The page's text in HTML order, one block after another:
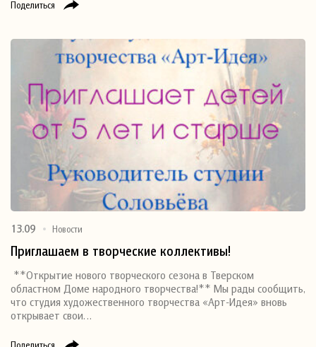
Поделиться
13.09 Новости
Приглашаем в творческие коллективы!
**Открытие нового творческого сезона в Тверском
областном Доме народного творчества!** Мы рады сообщить,
что студия художественного творчества «Арт-Идея» вновь
открывает свои…